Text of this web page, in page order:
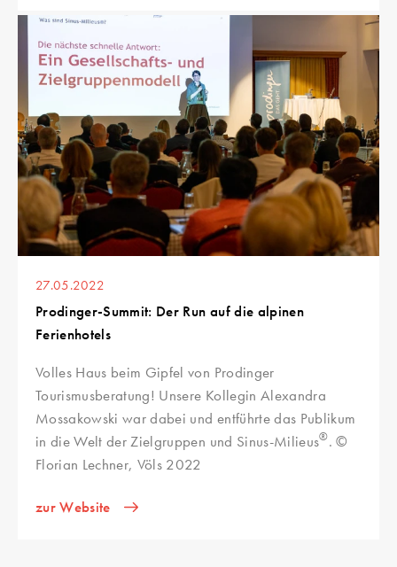
27.05.2022
Prodinger-Summit: Der Run auf die alpinen
Ferienhotels
Volles Haus beim Gipfel von Prodinger
Tourismusberatung! Unsere Kollegin Alexandra
Mossakowski war dabei und entführte das Publikum
in die Welt der Zielgruppen und Sinus-Milieus®. ©
Florian Lechner, Völs 2022
zur Website